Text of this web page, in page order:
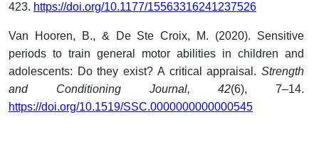
423. https://doi.org/10.1177/15563316241237526
Van Hooren, B., & De Ste Croix, M. (2020). Sensitive
periods to train general motor abilities in children and
adolescents: Do they exist? A critical appraisal. Strength
and Conditioning Journal, 42(6), 7–14.
https://doi.org/10.1519/SSC.0000000000000545